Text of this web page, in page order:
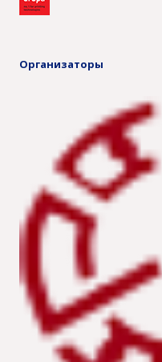
Организаторы